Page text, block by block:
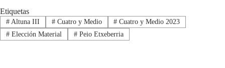
Etiquetas
#Altuna III #Cuatro y Medio # Cuatro y Medio 2023
#Elección Material #Peio Etxeberria